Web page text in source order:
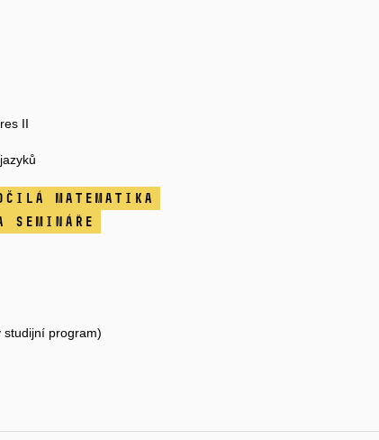
II
matematika
Semináře
studijní program)